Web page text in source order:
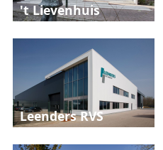
't Lievenhuis
Leenders RVS